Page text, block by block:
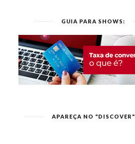
GUIA PARA SHOWS:
APAREÇA NO "DISCOVER"